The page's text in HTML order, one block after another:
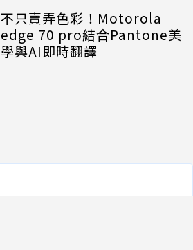
不只賣弄色彩！Motorola
edge 70 pro結合Pantone美
學與AI即時翻譯